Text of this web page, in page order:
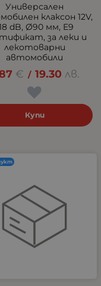
Универсален
клаксон 12V,
dB, Ø90 мм, E9
за леки и
лекотоварни
автомобили
€ / 19.30 лв.
Купи